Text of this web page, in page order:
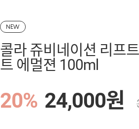
NEW
콜라 쥬비네이션 리프
트 에멀젼 100ml
20% 24,000원